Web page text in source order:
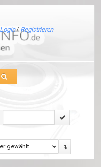
Login/ Registrieren